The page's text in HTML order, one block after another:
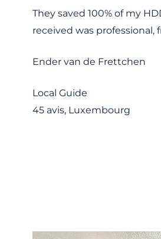
They saved 100% of my
received was
Ender van de Frettchen
Local Guide
45 avis, Luxembourg